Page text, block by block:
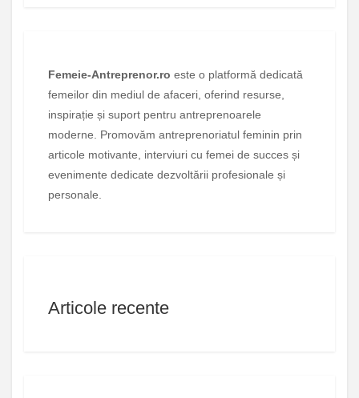
Femeie-Antreprenor.ro este o platformă dedicată
femeilor din mediul de afaceri, oferind resurse,
inspirație și suport pentru antreprenoarele
moderne. Promovăm antreprenoriatul feminin prin
articole motivante, interviuri cu femei de succes și
evenimente dedicate dezvoltării profesionale și
personale.
Articole recente